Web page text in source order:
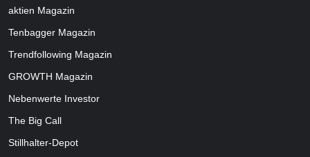
aktien Magazin
Tenbagger Magazin
Trendfollowing Magazin
GROWTH Magazin
Nebenwerte Investor
The Big Call
Stillhalter-Depot